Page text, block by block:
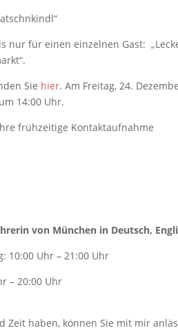
nur für einen einzelnen Gast:
Sie hier. Am Freitag, 24.
14:00 Uhr.
frühzeitige Kontaktaufnahme
von München in Deutsch,
10:00 Uhr – 21:00 Uhr
– 20:00 Uhr
Zeit haben, können Sie mit mir